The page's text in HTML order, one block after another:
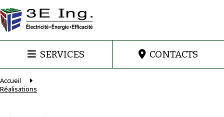
SERVICES CONTACTS
Accueil
Réalisations